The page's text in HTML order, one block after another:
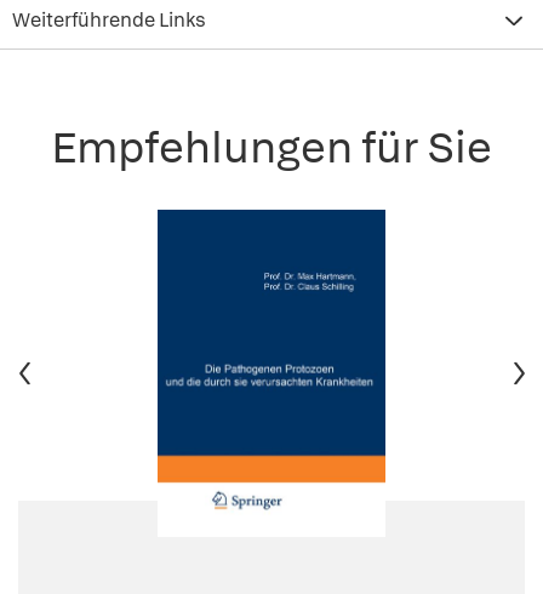
Weiterführende Links
Empfehlungen für Sie